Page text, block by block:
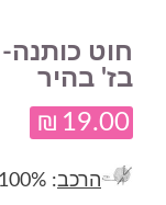
בז' בהיר
₪ 19.00
הרכב: 100% כותנה איכותית